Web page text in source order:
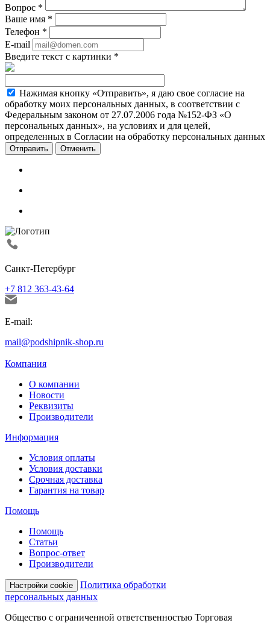
Вопрос *
Ваше имя *
Телефон *
E-mail
Введите текст с картинки *
Нажимая кнопку «Отправить», я даю свое согласие на
обработку моих персональных данных, в соответствии с
Федеральным законом от 27.07.2006 года №152-ФЗ «О
персональных данных», на условиях и для целей,
определенных в Согласии на обработку персональных данных
Отменить
Санкт-Петербург
+7 812 363-43-64
E-mail:
mail@podshipnik-shop.ru
Компания
О компании
Новости
Реквизиты
Производители
Информация
Условия оплаты
Условия доставки
Срочная доставка
Гарантия на товар
Помощь
Помощь
Статьи
Вопрос-ответ
Производители
Настройки cookie
Политика обработки
персональных данных
Общество с ограниченной ответственностью Торговая